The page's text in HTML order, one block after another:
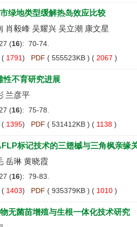
绿地类型缓解热岛效应比较
肖毅峰 吴耀兴 吴立潮 康文星
(16): 70-74.
( 1791) PDF ( 555523KB ) ( 2067 )
性不育研究进展
兰彦平
(16): 75-78.
( 1395) PDF ( 531412KB ) ( 1138 )
标记技术的三翅槭与三角枫亲缘
岳琳 黄晓霞
(16): 79-83.
( 1403) PDF ( 935379KB ) ( 1010 )
无菌苗增殖与生根一体化技术研究